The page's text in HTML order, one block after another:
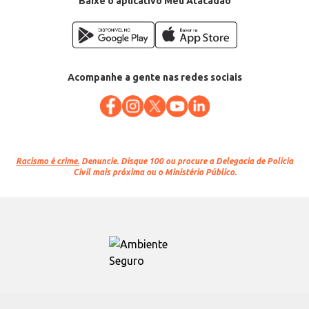
Acompanhe a gente nas redes sociais
Racismo é crime. Denuncie. Disque 100 ou procure a Delegacia de Polícia
Civil mais próxima ou o Ministério Público.